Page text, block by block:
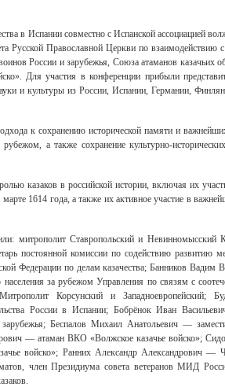
в Испании совместно с Испанской ассоциацией
Русской Православной Церкви по взаимодействию с
России и зарубежья, Союза атаманов казачьих
Для участия в конференции прибыли
и культуры из России, Испании, Германии,
к сохранению исторической памяти и
а также сохранение культурно-
казаков в российской истории, включая их
1614 года, а также их активное участие в
митрополит Ставропольский и Невинномысский
постоянной комиссии по содействию развитию
Федерации по делам казачества; Банников
за рубежом Управления по связям с
Корсунский и Западноевропейский;
России в Испании; Бобрёнок Иван
Беспалов Михаил Анатольевич —
— атаман ВКО «Волжское казачье войско»;
войско»; Ранних Александр Александрович —
член Президиума совета ветеранов МИД